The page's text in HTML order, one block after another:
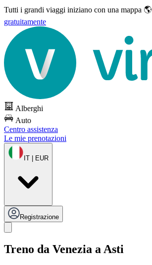
Tutti i grandi viaggi iniziano con una mappa 🌎
gratuitamente
Alberghi
Auto
Centro assistenza
Le mie prenotazioni
IT | EUR
Registrazione
Treno da Venezia a Asti